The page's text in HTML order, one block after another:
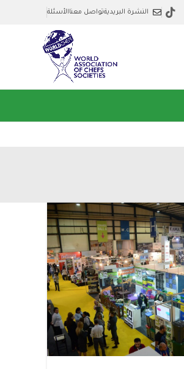
النشرة البريديةتواصل معناالأسئلة